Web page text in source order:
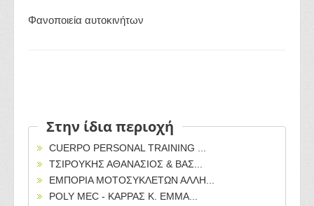
Φανοποιεία αυτοκινήτων
Στην ίδια περιοχή
CUERPO PERSONAL TRAINING ...
ΤΣΙΡΟΥΚΗΣ ΑΘΑΝΑΣΙΟΣ & ΒΑΣ...
ΕΜΠΟΡΙΑ ΜΟΤΟΣΥΚΛΕΤΩΝ ΑΛΛΗ...
POLY MEC - ΚΑΡΡΑΣ Κ. ΕΜΜΑ...